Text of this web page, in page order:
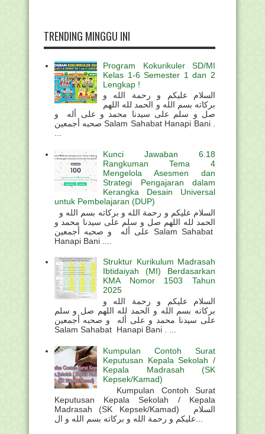
TRENDING MINGGU INI
Program Kokurikuler SD/MI
Kelas 1-6 Semester 1 dan 2
Lengkap !
السلام عليكم و رحمة الله و
بركاته بسم الله و الحمد لله اللهم
صل و سلم على سيدنا محمد و على أله و
صحبه أجمعين Salam Sahabat Hanapi Bani .
...
Kunci Jawaban 6.18
Rangkuman Tema 4
Mengelola Asesmen dan
Strategi Pengajaran dalam
Kerangka Desain Universal
untuk Pembelajaran (DUP)
الحمد لله اللهم صل و سلم على سيدنا محمد و
على أله و صحبه أجمعين Salam Sahabat
Hanapi Bani ....
Struktur Kurikulum Madrasah
Ibtidaiyah (MI) Berdasarkan
KMA Nomor 1503 Tahun
2025
السلام عليكم و رحمة الله و
بركاته بسم الله و الحمد لله اللهم صل و سلم
على سيدنا محمد و على أله و صحبه أجمعين
Salam Sahabat Hanapi Bani . ...
Kumpulan Contoh Surat
Keputusan Kepala Sekolah /
Kepala Madrasah (SK
Kepsek/Kamad)
Kumpulan Contoh Surat
Keputusan Kepala Sekolah / Kepala
Madrasah (SK Kepsek/Kamad) السلام